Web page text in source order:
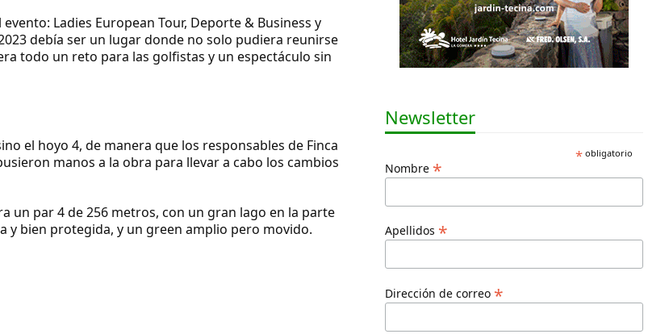
Ladies European Tour, Deporte & Business y
debía ser un lugar donde no solo pudiera reunirse
todo un reto para las golfistas y un espectáculo sin
el hoyo 4, de manera que los responsables de Finca
manos a la obra para llevar a cabo los cambios
un par 4 de 256 metros, con un gran lago en la parte
y bien protegida, y un green amplio pero movido.
Newsletter
* obligatorio
Nombre *
Apellidos *
Dirección de correo *